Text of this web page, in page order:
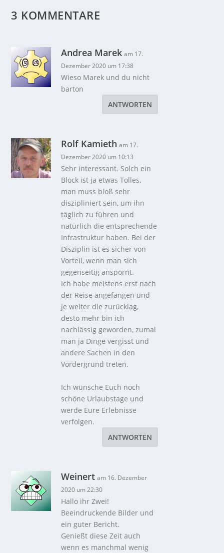
3 KOMMENTARE
Andrea Marek am 17.
Dezember 2020 um 17:38
Wieso Marek und du nicht
barton
ANTWORTEN
Rolf Kamieth am 17.
Dezember 2020 um 10:13
Sehr interessant. Solch ein
Block ist ja etwas Tolles,
man muss bloß sehr
diszipliniert sein, um ihn
täglich zu führen und
natürlich die entsprechende
Infrastruktur haben. Bei der
Disziplin ist es sicher von
Vorteil, wenn man sich
gegenseitig anspornt.
Ich habe meistens erst nach
der Reise angefangen und
je weiter die zurücklag,
desto mehr bin ich
nachlässig geworden, zumal
man ja Dinge vergisst und
andere Sachen in den
Vordergrund treten.
Ich wünsche Euch noch
schöne Urlaubstage und
werde Eure Erlebnisse
verfolgen.
ANTWORTEN
Weinert am 16. Dezember
2020 um 22:30
Hallo ihr Zwei!
Beeindruckende Bilder und
ein guter Bericht.
Genießt diese Zeit auch
wenn es manchmal wenig